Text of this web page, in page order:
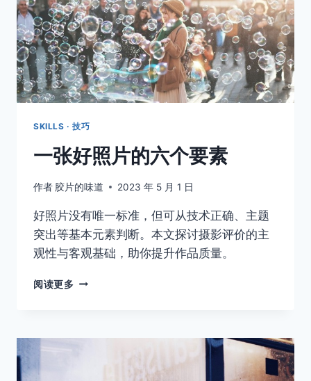
巧
SKILLS · 技巧
一张好照片的六个要素
作者 胶片的味道 2023 年 5 月 1 日
好照片没有唯一标准，但可从技术正确、主题
突出等基本元素判断。本文探讨摄影评价的主
观性与客观基础，助你提升作品质量。
阅读更多 一
片